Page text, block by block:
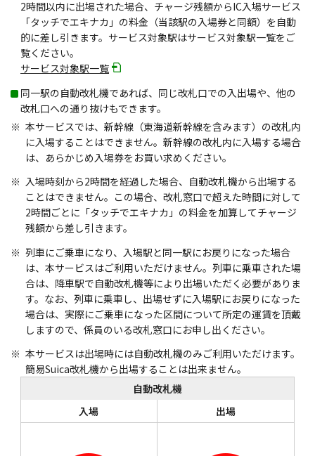
2時間以内に出場された場合、チャージ残額からIC入場サービス
「タッチでエキナカ」の料金（当該駅の入場券と同額）を自動
的に差し引きます。サービス対象駅はサービス対象駅一覧をご
覧ください。
サービス対象駅一覧
同一駅の自動改札機であれば、同じ改札口での入出場や、他の
改札口への通り抜けもできます。
本サービスでは、新幹線（東海道新幹線を含みます）の改札内
に入場することはできません。新幹線の改札内に入場する場合
は、あらかじめ入場券をお買い求めください。
入場時刻から2時間を経過した場合、自動改札機から出場する
ことはできません。この場合、改札窓口で超えた時間に対して
2時間ごとに「タッチでエキナカ」の料金を加算してチャージ
残額から差し引きます。
列車にご乗車になり、入場駅と同一駅にお戻りになった場合
は、本サービスはご利用いただけません。列車に乗車された場
合は、降車駅で自動改札機等により出場いただく必要がありま
す。なお、列車に乗車し、出場せずに入場駅にお戻りになった
場合は、実際にご乗車になった区間について所定の運賃を頂戴
しますので、係員のいる改札窓口にお申し出ください。
本サービスは出場時には自動改札機のみご利用いただけます。
簡易Suica改札機から出場することは出来ません。
自動改札機
入場
出場